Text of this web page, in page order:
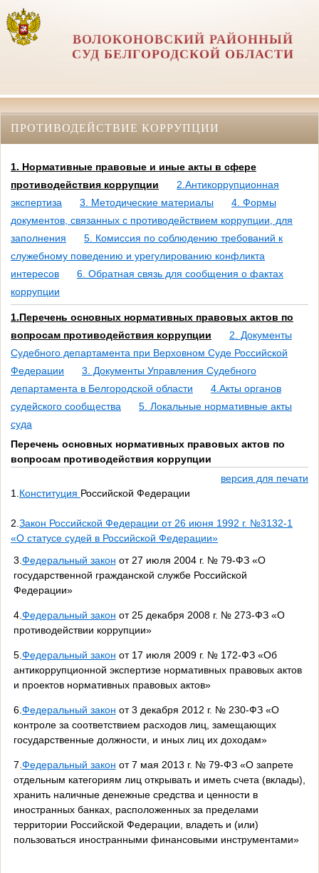
ВОЛОКОНОВСКИЙ РАЙОННЫЙ
СУД БЕЛГОРОДСКОЙ ОБЛАСТИ
ПРОТИВОДЕЙСТВИЕ КОРРУПЦИИ
1. Нормативные правовые и иные акты в сфере
противодействия коррупции
2.Антикоррупционная
экспертиза
3. Методические материалы
4. Формы
документов, связанных с противодействием коррупции, для
заполнения
5. Комиссия по соблюдению требований к
служебному поведению и урегулированию конфликта
интересов
6. Обратная связь для сообщения о фактах
коррупции
1.Перечень основных нормативных правовых актов по
вопросам противодействия коррупции
2. Документы
Судебного департамента при Верховном Суде Российской
Федерации
3. Документы Управления Судебного
департамента в Белгородской области
4.Акты органов
судейского сообщества
5. Локальные нормативные акты
суда
Перечень основных нормативных правовых актов по
вопросам противодействия коррупции
версия для печати
1. Конституция Российской Федерации
2. Закон Российской Федерации от 26 июня 1992 г. №3132-1
«О статусе судей в Российской Федерации»
3.Федеральный закон от 27 июля 2004 г. № 79-ФЗ «О
государственной гражданской службе Российской
Федерации»
4.Федеральный закон от 25 декабря 2008 г. № 273-ФЗ «О
противодействии коррупции»
5.Федеральный закон от 17 июля 2009 г. № 172-ФЗ «Об
антикоррупционной экспертизе нормативных правовых актов
и проектов нормативных правовых актов»
6.Федеральный закон от 3 декабря 2012 г. № 230-ФЗ «О
контроле за соответствием расходов лиц, замещающих
государственные должности, и иных лиц их доходам»
7.Федеральный закон от 7 мая 2013 г. № 79-ФЗ «О запрете
отдельным категориям лиц открывать и иметь счета (вклады),
хранить наличные денежные средства и ценности в
иностранных банках, расположенных за пределами
территории Российской Федерации, владеть и (или)
пользоваться иностранными финансовыми инструментами»